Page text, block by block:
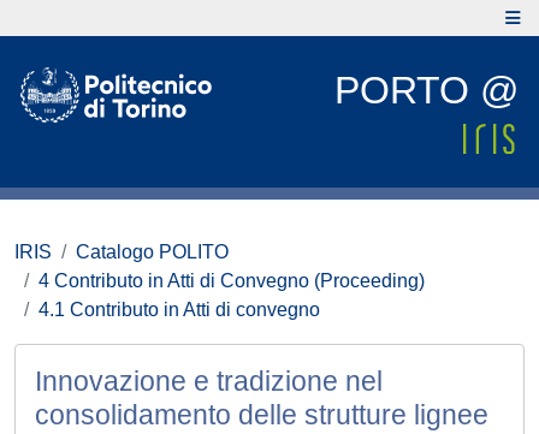
PORTO @
IRIS
Catalogo POLITO
4 Contributo in Atti di Convegno (Proceeding)
4.1 Contributo in Atti di convegno
Innovazione e tradizione nel
consolidamento delle strutture lignee